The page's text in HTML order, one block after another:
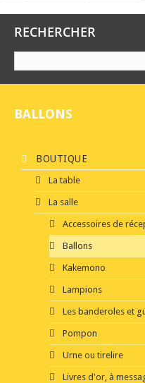
RECHERCHER
BALLONS
BOUTIQUE
La table
La salle
Accessoires de
Ballons
Kakemono
Lampions
Les banderoles et
Pompon
Urne ou tirelire
Livres d'or, à